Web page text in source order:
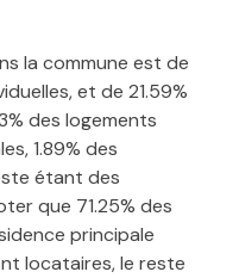
la commune est de
et de 21.59%
des logements
1.89% des
étant des
que 71.25% des
principale
locataires, le reste